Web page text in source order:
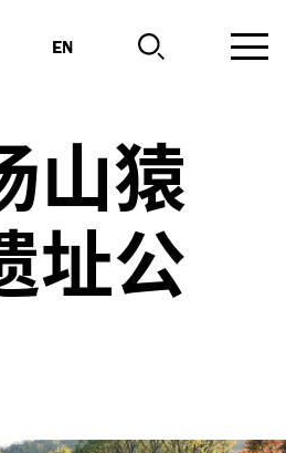
EN
山猿
址公